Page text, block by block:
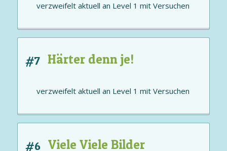
verzweifelt aktuell an Level 1 mitVersuchen
#7 Härter denn je!
verzweifelt aktuell an Level 1 mitVersuchen
#6 Viele Viele Bilder